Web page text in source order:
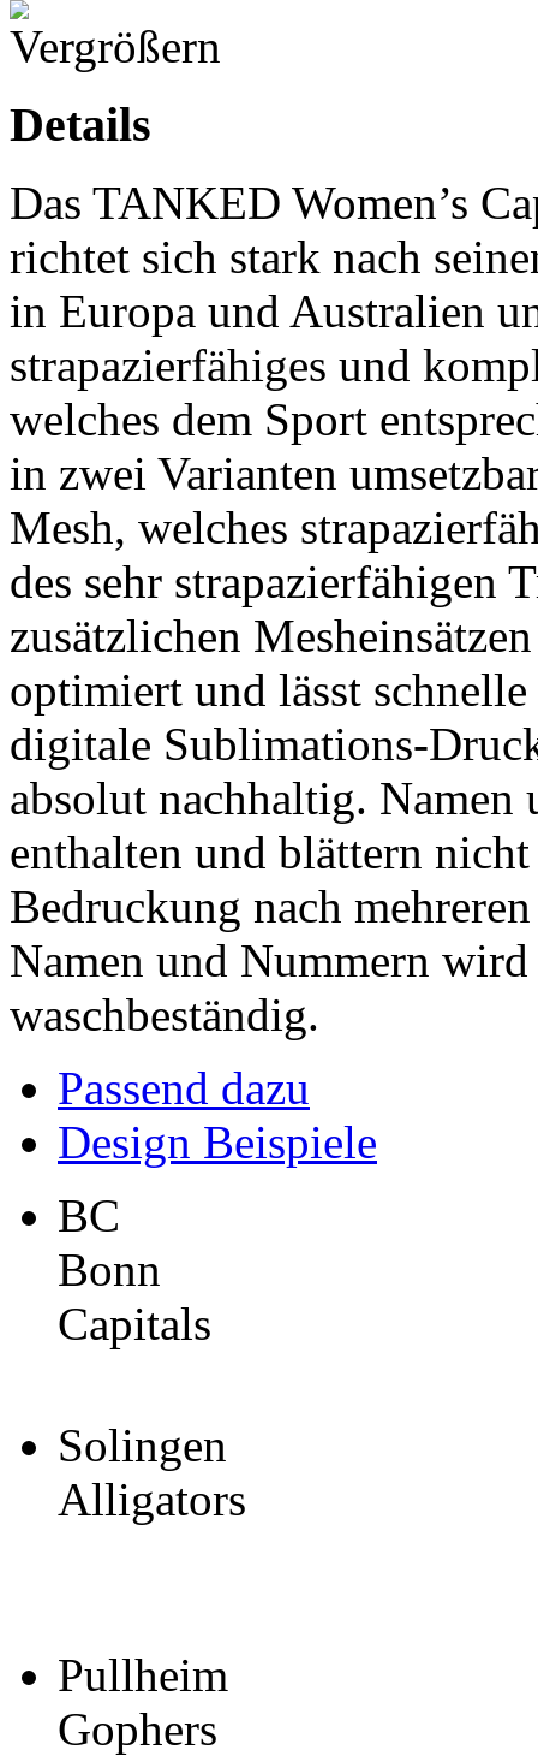
Details
Das TANKED Women’s
richtet sich stark nach
in Europa und Australien
strapazierfähiges und
welches dem Sport
in zwei Varianten
Mesh, welches
des sehr strapazierfähigen
zusätzlichen
optimiert und lässt schnelle
digitale Sublimations-
absolut nachhaltig.
enthalten und blättern
Bedruckung nach
Namen und Nummern
waschbeständig.
Passend dazu
Design Beispiele
BC
Bonn
Capitals
Solingen
Alligators
Pullheim
Gophers